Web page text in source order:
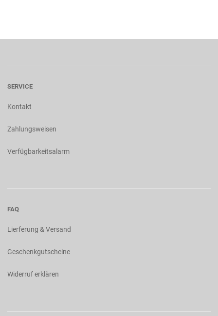
SERVICE
Kontakt
Zahlungsweisen
Verfügbarkeitsalarm
FAQ
Lierferung & Versand
Geschenkgutscheine
Widerruf erklären